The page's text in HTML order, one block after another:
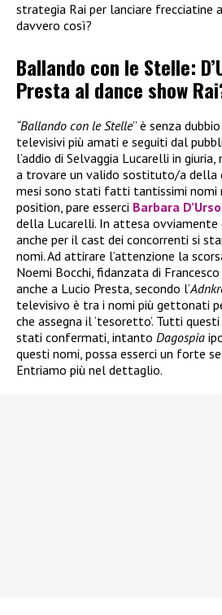
strategia Rai per lanciare frecciatine
davvero così?
Ballando con le Stelle:
Presta al dance show
“Ballando con le Stelle” è senza
televisivi più amati e seguiti dal
l’addio di Selvaggia Lucarelli in
a trovare un valido sostituto/a della
mesi sono stati fatti tantissimi nomi
position, pare esserci Barbara D’Urso
della Lucarelli. In attesa ovviamente
anche per il cast dei concorrenti si
nomi. Ad attirare l’attenzione la
Noemi Bocchi, fidanzata di
anche a Lucio Presta, secondo l’
televisivo è tra i nomi più gettonati
che assegna il ‘tesoretto’. Tutti
stati confermati, intanto Dagospia
questi nomi, possa esserci un forte
Entriamo più nel dettaglio.